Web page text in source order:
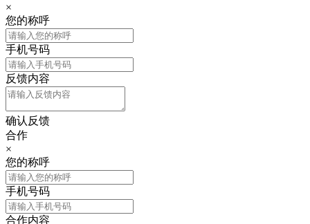
×
您的称呼
手机号码
反馈内容
确认反馈
合作
×
您的称呼
手机号码
合作内容